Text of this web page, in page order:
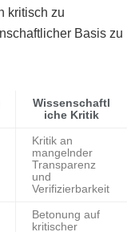
kritisch zu
Basis zu
Wissenschaftl
iche Kritik
Kritik an
mangelnder
Transparenz
und
Verifizierbarkeit
Betonung auf
kritischer